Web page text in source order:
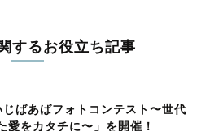
するお役立ち記事
じばあばフォトコンテスト〜世代
愛をカタチに〜」を開催！